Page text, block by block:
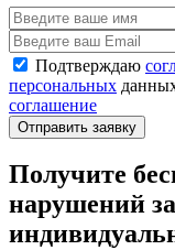
Подтверждаю
персональных
соглашение
Отправить заявку
Получите
нарушений